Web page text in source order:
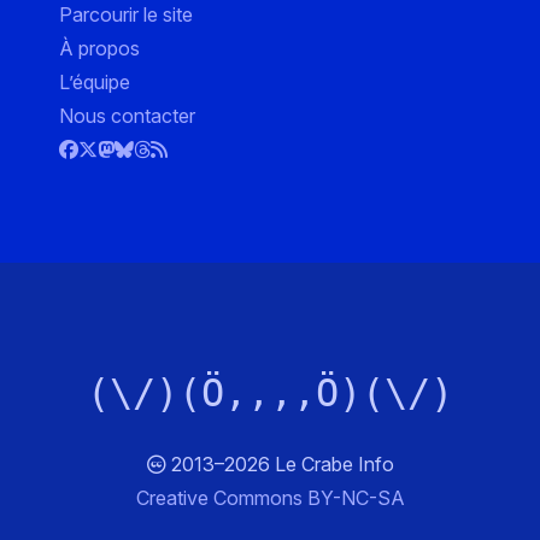
Parcourir le site
À propos
L’équipe
Nous contacter
(\/)(Ö,,,,Ö)(\/)
2013–2026 Le Crabe Info
Creative Commons BY-NC-SA